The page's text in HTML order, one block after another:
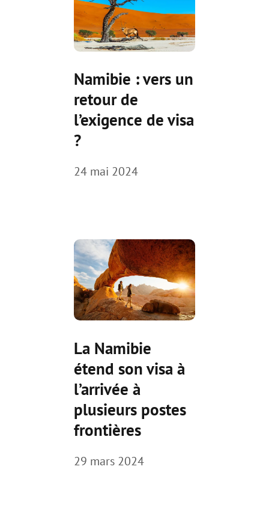
Namibie : vers un
retour de
l’exigence de visa
?
24 mai 2024
La Namibie
étend son visa à
l’arrivée à
plusieurs postes
frontières
29 mars 2024